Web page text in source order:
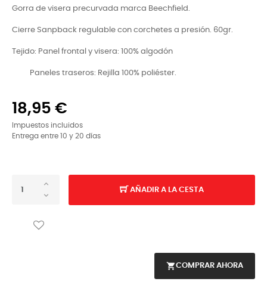
Gorra de visera precurvada marca Beechfield.
Cierre Sanpback regulable con corchetes a presión. 60gr.
Tejido: Panel frontal y visera: 100% algodón
Paneles traseros: Rejilla 100% poliéster.
18,95 €
Impuestos incluidos
Entrega entre 10 y 20 días
AÑADIR A LA CESTA
shopping_cartCOMPRAR AHORA